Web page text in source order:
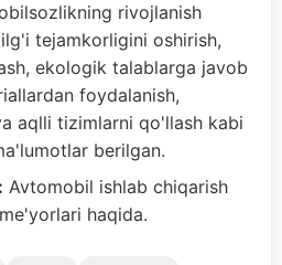
rivojlanish
tejamkorligini oshirish,
ekologik talablarga javob
foydalanish,
aqlli tizimlarni qo'llash kabi
berilgan.
Avtomobil ishlab chiqarish
haqida.